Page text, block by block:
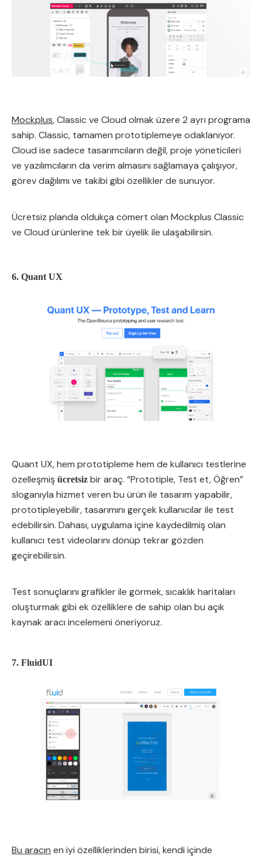
Mockplus, Classic ve Cloud olmak üzere 2 ayrı programa
sahip. Classic, tamamen prototiplemeye odaklanıyor.
Cloud ise sadece tasarımcıların değil, proje yöneticileri
ve yazılımcıların da verim almasını sağlamaya çalışıyor,
görev dağılımı ve takibi gibi özellikler de sunuyor.
Ücretsiz planda oldukça cömert olan Mockplus Classic
ve Cloud ürünlerine tek bir üyelik ile ulaşabilirsin.
6. Quant UX
Quant UX, hem prototipleme hem de kullanıcı testlerine
özelleşmiş ücretsiz bir araç. “Prototiple, Test et, Öğren”
sloganıyla hizmet veren bu ürün ile tasarım yapabilir,
prototipleyebilir, tasarımını gerçek kullanıcılar ile test
edebilirsin. Dahası, uygulama içine kaydedilmiş olan
kullanıcı test videolarını dönüp tekrar gözden
geçirebilirsin.
Test sonuçlarını grafikler ile görmek, sıcaklık haritaları
oluşturmak gibi ek özelliklere de sahip olan bu açık
kaynak aracı incelemeni öneriyoruz.
7. FluidUI
Bu aracın en iyi özelliklerinden birisi, kendi içinde